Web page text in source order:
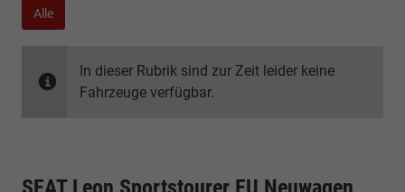
Alle
In dieser Rubrik sind zur Zeit leider keine
Fahrzeuge verfügbar.